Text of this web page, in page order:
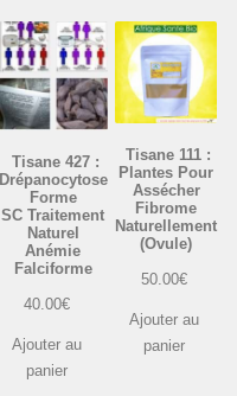
Tisane 427 :
Drépanocytose
Forme
SC Traitement
Naturel
Anémie
Falciforme
40.00€
Ajouter au
panier
Tisane 111 :
Plantes Pour
Assécher
Fibrome
Naturellement
(Ovule)
50.00€
Ajouter au
panier